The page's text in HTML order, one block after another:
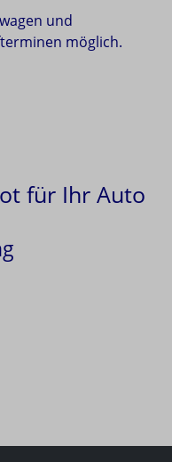
und
möglich.
für Ihr Auto